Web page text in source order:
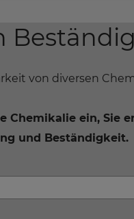
von diversen
Chemikalie ein, Sie
und Beständigkeit.